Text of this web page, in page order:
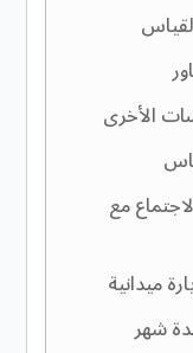
الأخرى
مع
ميدانية
شهر